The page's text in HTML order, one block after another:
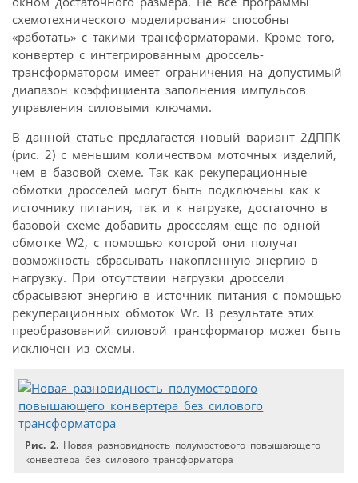
схемотехнического моделирования способны
«работать» с такими трансформаторами. Кроме того,
конвертер с интегрированным дроссель-
трансформатором имеет ограничения на допустимый
диапазон коэффициента заполнения импульсов
управления силовыми ключами.
В данной статье предлагается новый вариант 2ДППК
(рис. 2) с меньшим количеством моточных изделий,
чем в базовой схеме. Так как рекуперационные
обмотки дросселей могут быть подключены как к
источнику питания, так и к нагрузке, достаточно в
базовой схеме добавить дросселям еще по одной
обмотке W2, с помощью которой они получат
возможность сбрасывать накопленную энергию в
нагрузку. При отсутствии нагрузки дроссели
сбрасывают энергию в источник питания с помощью
рекуперационных обмоток Wr. В результате этих
преобразований силовой трансформатор может быть
исключен из схемы.
Рис. 2. Новая разновидность полумостового повышающего
конвертера без силового трансформатора